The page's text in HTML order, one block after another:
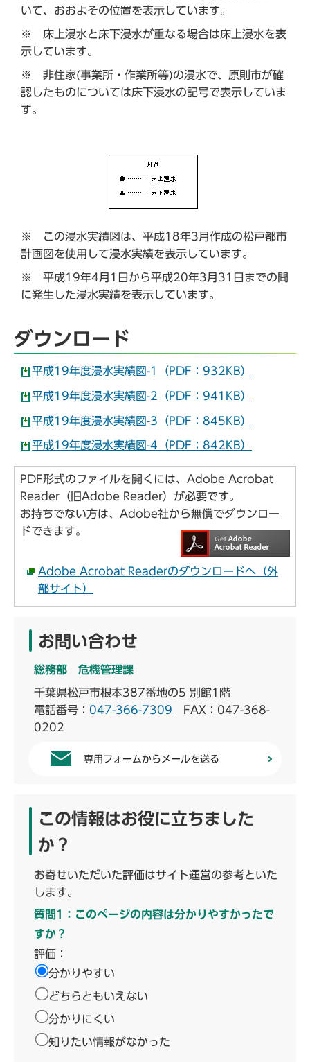
いて、おおよその位置を表示しています。
※ 床上浸水と床下浸水が重なる場合は床上浸水を表
示しています。
※ 非住家(事業所・作業所等)の浸水で、原則市が確
認したものについては床下浸水の記号で表示していま
す。
※ この浸水実績図は、平成18年3月作成の松戸都市
計画図を使用して浸水実績を表示しています。
※ 平成19年4月1日から平成20年3月31日までの間
に発生した浸水実績を表示しています。
ダウンロード
平成19年度浸水実績図-1（PDF：932KB）
平成19年度浸水実績図-2（PDF：941KB）
平成19年度浸水実績図-3（PDF：845KB）
平成19年度浸水実績図-4（PDF：842KB）
PDF形式のファイルを開くには、Adobe Acrobat
Reader（旧Adobe Reader）が必要です。
お持ちでない方は、Adobe社から無償でダウンロー
ドできます。
Adobe Acrobat Readerのダウンロードへ（外
部サイト）
お問い合わせ
総務部 危機管理課
千葉県松戸市根本387番地の5 別館1階
電話番号： 047-366-7309 FAX：047-368-
0202
専用フォームからメールを送る
この情報はお役に立ちました
か？
お寄せいただいた評価はサイト運営の参考といた
します。
質問1：このページの内容は分かりやすかったで
すか？
評価：
分かりやすい
どちらともいえない
分かりにくい
知りたい情報がなかった